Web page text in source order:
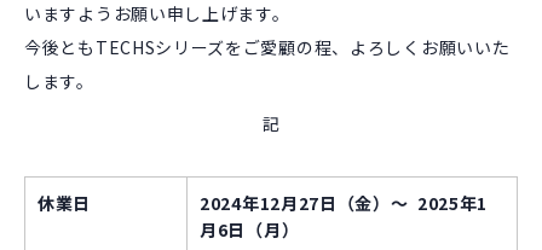
いますようお願い申し上げます。
今後ともTECHSシリーズをご愛顧の程、よろしくお願いいた
します。
記
休業日
2024年12月27日（金）～ 2025年1
月6日（月）